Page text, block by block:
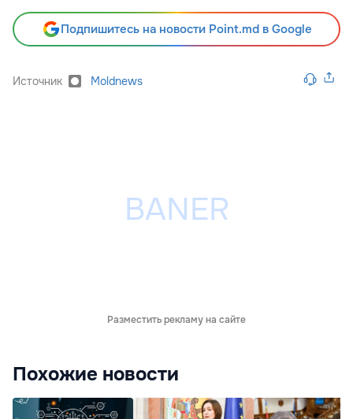
Подпишитесь на новости Point.md в Google
Источник Moldnews
Разместить рекламу на сайте
Похожие новости